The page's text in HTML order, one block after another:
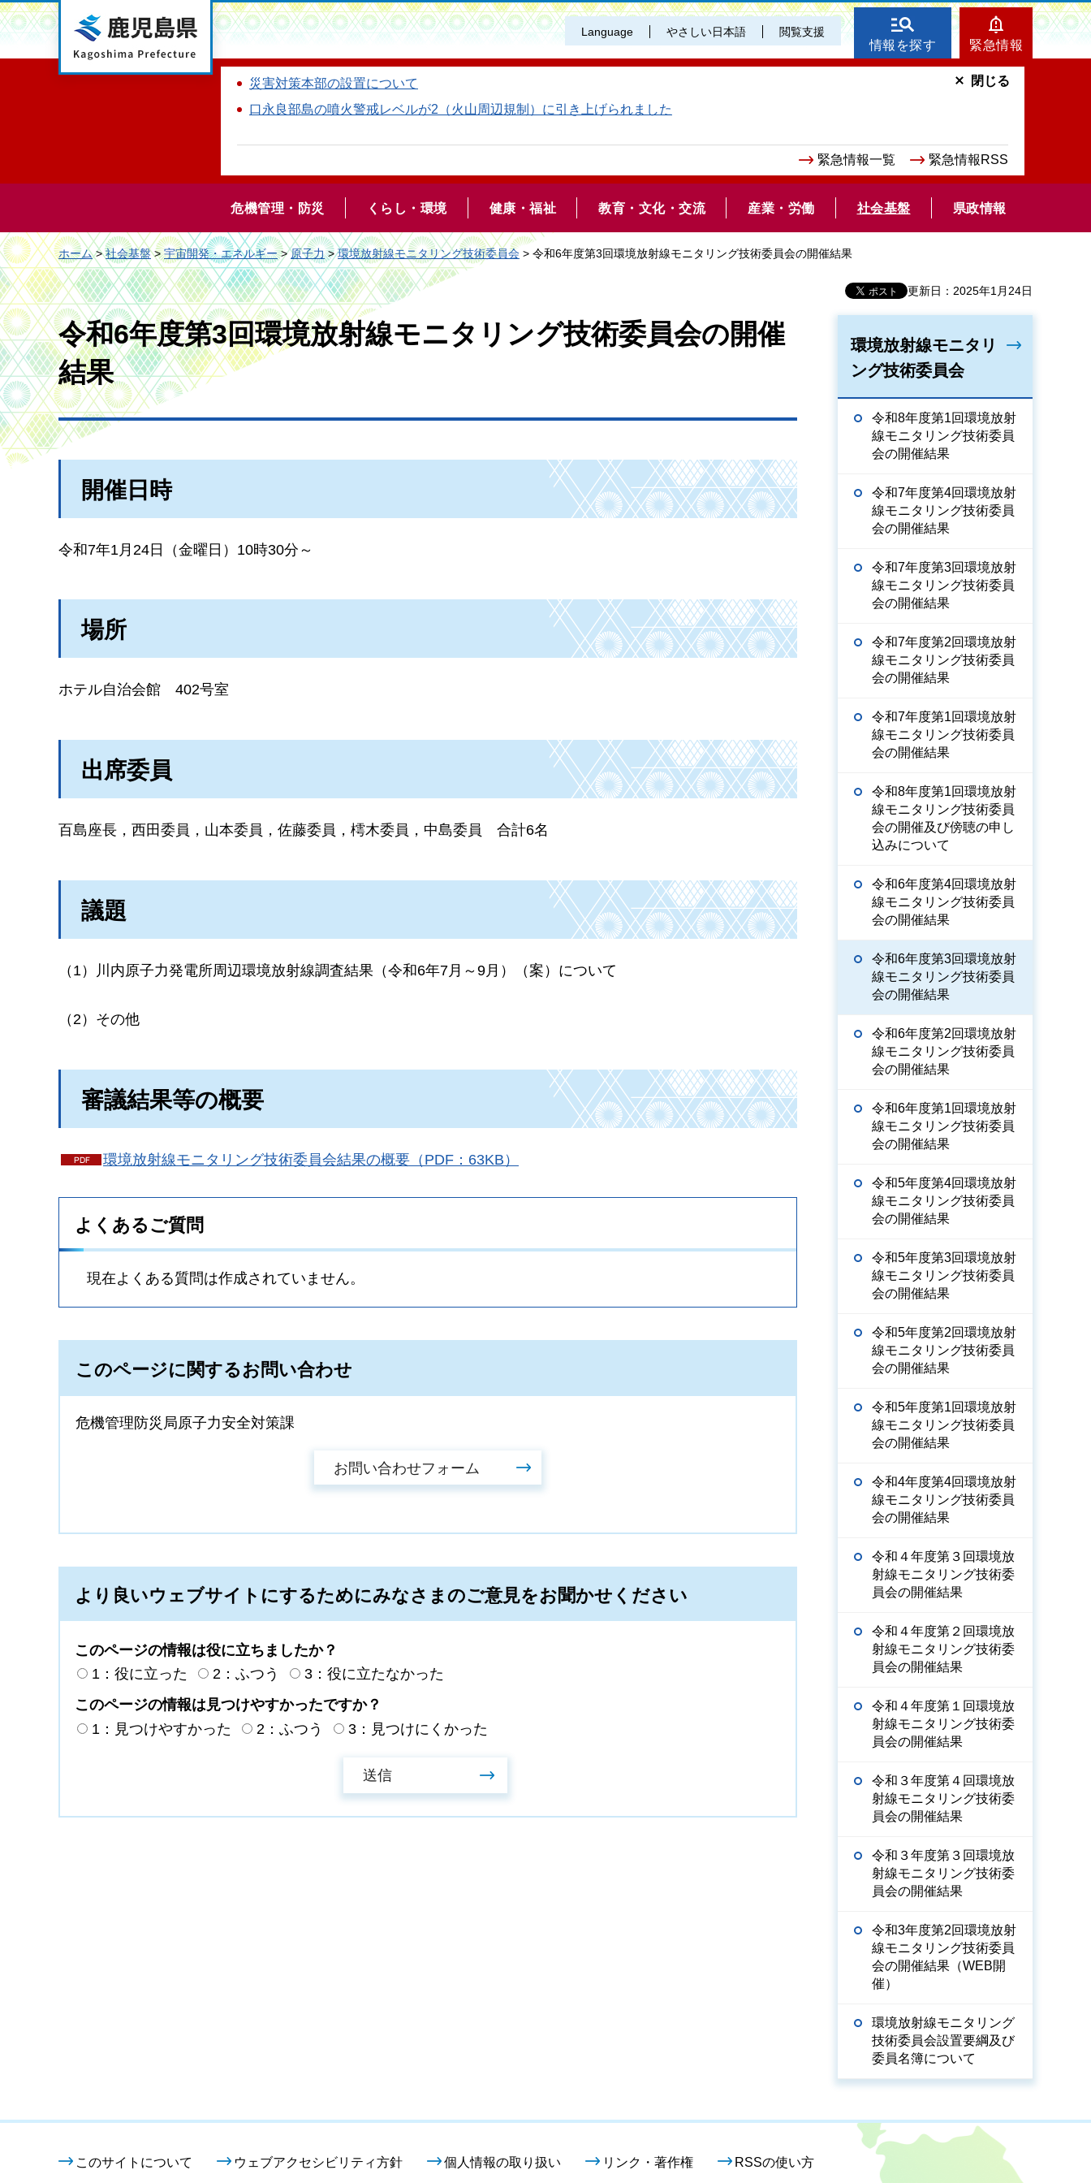
鹿児島県 Language やさしい日本語 閲覧支援
情報を探す 緊急情報
災害対策本部の設置について
口永良部島の噴火警戒レベルが2（火山周辺規制）に引き上げられました
緊急情報一覧 緊急情報RSS
閉じる
危機管理・防災 くらし・環境 健康・福祉 教育・文化・交流 産業・労働 社会基盤 県政情報
ホーム>社会基盤>宇宙開発・エネルギー>原子力>環境放射線モニタリング技術委員会 > 令和6年度第3回環境放射線モニタリング技術委員会の開催結果
更新日：2025年1月24日
令和6年度第3回環境放射線モニタリング技術委員会の開催
結果
開催日時
令和7年1月24日（金曜日）10時30分～
場所
ホテル自治会館 402号室
出席委員
百島座長，西田委員，山本委員，佐藤委員，樗木委員，中島委員 合計6名
議題
（1）川内原子力発電所周辺環境放射線調査結果（令和6年7月～9月）（案）について
（2）その他
審議結果等の概要
環境放射線モニタリング技術委員会結果の概要（PDF：63KB）
よくあるご質問
現在よくある質問は作成されていません。
このページに関するお問い合わせ
危機管理防災局原子力安全対策課
より良いウェブサイトにするためにみなさまのご意見をお聞かせください
このページの情報は役に立ちましたか？
1：役に立った
2：ふつう
3：役に立たなかった
このページの情報は見つけやすかったですか？
1：見つけやすかった
2：ふつう 3：見つけにくかった
環境放射線モニタリ
ング技術委員会
令和8年度第1回環境放射
線モニタリング技術委員
会の開催結果
令和7年度第4回環境放射
線モニタリング技術委員
会の開催結果
令和7年度第3回環境放射
線モニタリング技術委員
会の開催結果
令和7年度第2回環境放射
線モニタリング技術委員
会の開催結果
令和7年度第1回環境放射
線モニタリング技術委員
会の開催結果
令和8年度第1回環境放射
線モニタリング技術委員
会の開催及び傍聴の申し
込みについて
令和6年度第4回環境放射
線モニタリング技術委員
会の開催結果
令和6年度第3回環境放射
線モニタリング技術委員
会の開催結果
令和6年度第2回環境放射
線モニタリング技術委員
会の開催結果
令和6年度第1回環境放射
線モニタリング技術委員
会の開催結果
令和5年度第4回環境放射
線モニタリング技術委員
会の開催結果
令和5年度第3回環境放射
線モニタリング技術委員
会の開催結果
令和5年度第2回環境放射
線モニタリング技術委員
会の開催結果
令和5年度第1回環境放射
線モニタリング技術委員
会の開催結果
令和4年度第4回環境放射
線モニタリング技術委員
会の開催結果
令和４年度第３回環境放
射線モニタリング技術委
員会の開催結果
令和４年度第２回環境放
射線モニタリング技術委
員会の開催結果
令和４年度第１回環境放
射線モニタリング技術委
員会の開催結果
令和３年度第４回環境放
射線モニタリング技術委
員会の開催結果
令和３年度第３回環境放
射線モニタリング技術委
員会の開催結果
令和3年度第2回環境放射
線モニタリング技術委員
会の開催結果（WEB開
催）
環境放射線モニタリング
技術委員会設置要綱及び
委員名簿について
このサイトについて ウェブアクセシビリティ方針 個人情報の取り扱い リンク・著作権 RSSの使い方